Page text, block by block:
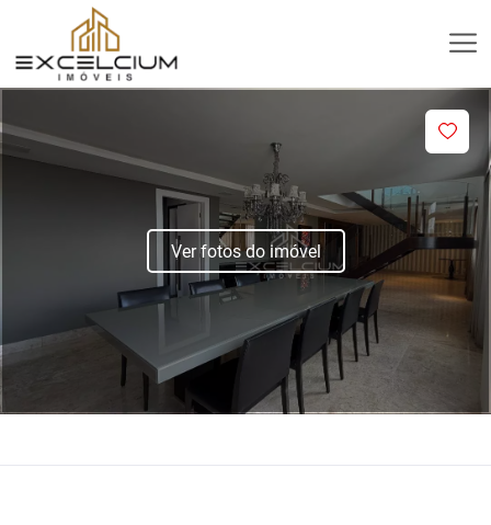
Ver fotos do imóvel